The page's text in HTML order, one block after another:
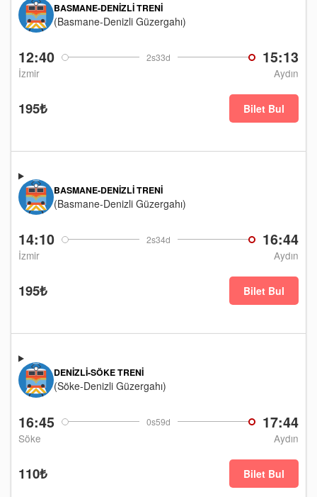
12:40 2s33d 15:13
İzmir Aydın
BASMANE-DENIZLI TRENI
(Basmane-Denizli Güzergahı)
195₺ Bilet Bul
14:10 2s34d 16:44
İzmir Aydın
BASMANE-DENIZLI TRENI
(Basmane-Denizli Güzergahı)
195₺ Bilet Bul
16:45 0s59d 17:44
Söke Aydın
DENIZLI-SÖKE TRENI
(Söke-Denizli Güzergahı)
110₺ Bilet Bul